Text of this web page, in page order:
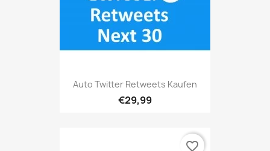
Auto Twitter Retweets Kaufen
€29,99
favorite_border